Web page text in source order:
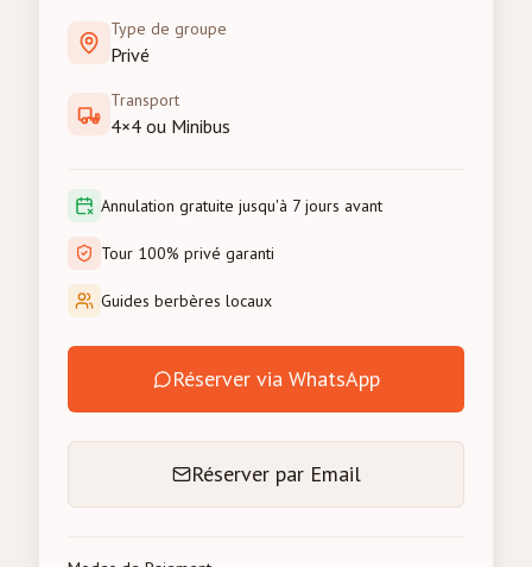
Type de groupe
Privé
Transport
4×4 ou Minibus
Annulation gratuite jusqu'à 7 jours avant
Tour 100% privé garanti
Guides berbères locaux
Réserver via WhatsApp
Réserver par Email